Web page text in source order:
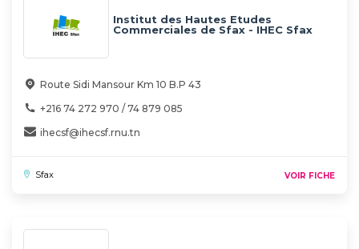
Institut des Hautes Etudes
Commerciales de Sfax - IHEC Sfax
Route Sidi Mansour Km 10 B.P 43
+216 74 272 970 / 74 879 085
ihecsf@ihecsf.rnu.tn
Sfax VOIR FICHE